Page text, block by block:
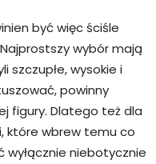
być więc ściśle
wybór mają
szczupłe, wysokie i
powinny
figury. Dlatego też dla
które wbrew temu co
wyłącznie niebotycznie